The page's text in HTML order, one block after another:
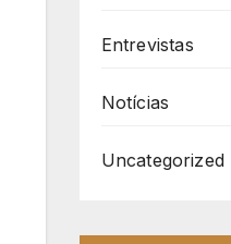
Entrevistas
Notícias
Uncategorized